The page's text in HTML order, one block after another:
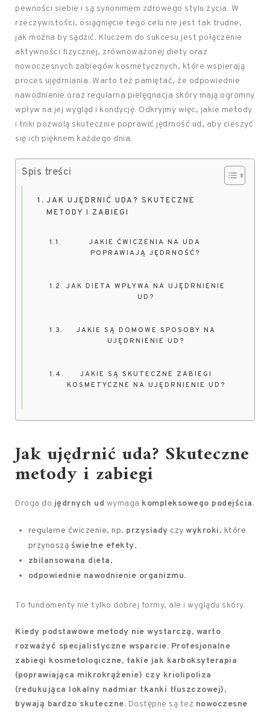
pewności siebie i są synonimem zdrowego stylu życia. W
rzeczywistości, osiągnięcie tego celu nie jest tak trudne,
jak można by sądzić. Kluczem do sukcesu jest połączenie
aktywności fizycznej, zrównoważonej diety oraz
nowoczesnych zabiegów kosmetycznych, które wspierają
proces ujędrniania. Warto też pamiętać, że odpowiednie
nawodnienie oraz regularna pielęgnacja skóry mają ogromny
wpływ na jej wygląd i kondycję. Odkryjmy więc, jakie metody
i triki pozwolą skutecznie poprawić jędrność ud, aby cieszyć
się ich pięknem każdego dnia.
Spis treści
JAK UJĘDRNIĆ UDA? SKUTECZNE
METODY I ZABIEGI
JAKIE ĆWICZENIA NA UDA
POPRAWIAJĄ JĘDRNOŚĆ?
JAK DIETA WPŁYWA NA UJĘDRNIENIE
UD?
JAKIE SĄ DOMOWE SPOSOBY NA
UJĘDRNIENIE UD?
JAKIE SĄ SKUTECZNE ZABIEGI
KOSMETYCZNE NA UJĘDRNIENIE UD?
Jak ujędrnić uda? Skuteczne
metody i zabiegi
Droga do jędrnych ud wymaga kompleksowego podejścia.
regularne ćwiczenie, np. przysiady czywykroki, które
przynoszą świetne efekty,
zbilansowana dieta,
odpowiednie nawodnienie organizmu.
To fundamenty nie tylko dobrej formy, ale i wyglądu skóry.
Kiedy podstawowe metody nie wystarczą, warto
rozważyć specjalistyczne wsparcie. Profesjonalne
zabiegi kosmetologiczne, takie jak karboksyterapia
(poprawiająca mikrokrążenie) czy kriolipoliza
(redukująca lokalny nadmiar tkanki tłuszczowej),
bywają bardzo skuteczne. Dostępne są też nowoczesne